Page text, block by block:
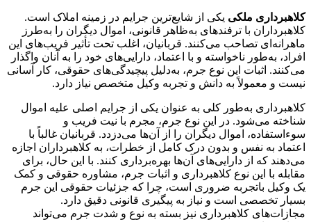
کلاهبرداری ملکی یکی از شایع‌ترین جرایم در زمینه املاک است.
کلاهبرداران با ترفندهای به‌ظاهر قانونی، اموال دیگران را به‌طرز
ماهرانه‌ای تصاحب می‌کنند. قربانیان، اغلب تحت تأثیر فریب‌های این
افراد، به‌طور ناخواسته و با اعتماد، دارایی‌های خود را به آنان واگذار
می‌کنند. اثبات این نوع جرم، به‌دلیل پیچیدگی‌های حقوقی، کار آسانی
نیست و معمولاً به دانش و تجربه وکیل متخصص نیاز دارد.
کلاهبرداری به‌طور کلی به عنوان یکی از جرایم اصلی علیه اموال
شناخته می‌شود. در این نوع جرم، مجرم با نیت فریب و
سوءاستفاده، اموال دیگران را از آن‌ها می‌دزدد. قربانیان غالباً با
اعتماد به نفس و بدون درک کامل از خطرات، به کلاهبرداران اجازه
می‌دهند که از دارایی‌های آن‌ها بهره‌برداری کنند. با این حال، برای
مقابله با این نوع کلاهبرداری و اثبات جرم، مشاوره حقوقی و کمک
یک وکیل باتجربه ضروری است، چرا که جزئیات حقوقی این جرم
بسیار تخصصی است و نیاز به پیگیری قانونی دقیق دارد.
مجازات‌های کلاهبرداری نیز بسته به نوع و شدت جرم می‌تواند